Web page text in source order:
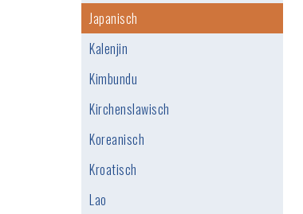
Japanisch
Kalenjin
Kimbundu
Kirchenslawisch
Koreanisch
Kroatisch
Lao